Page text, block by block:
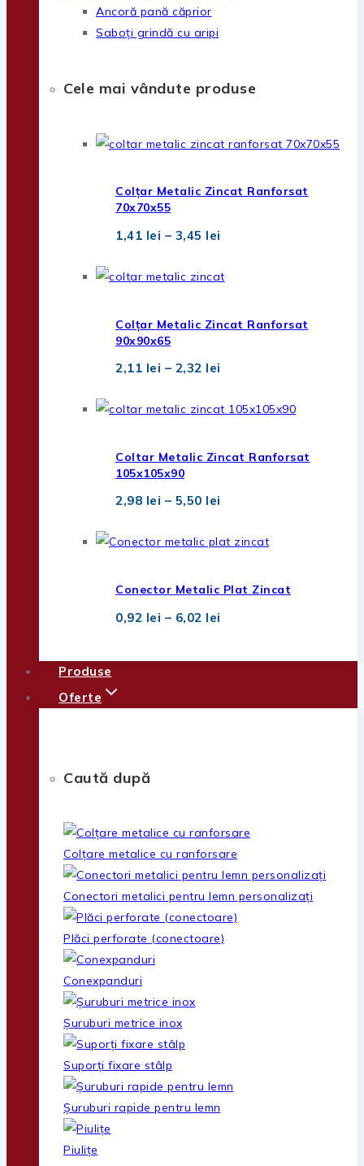
Ancoră pană căprior
Saboți grindă cu aripi
Cele mai vândute produse
Colțar Metalic Zincat Ranforsat
70x70x55
1,41 lei – 3,45 lei
1,41 lei
3,45 lei
Colțar Metalic Zincat Ranforsat
90x90x65
2,11 lei – 2,32 lei
2,11 lei
2,32 lei
Coltar Metalic Zincat Ranforsat
105x105x90
2,98 lei – 5,50 lei
2,98 lei
5,50 lei
Conector Metalic Plat Zincat
0,92 lei – 6,02 lei
Produse
Oferte
Caută după
Colțare metalice cu ranforsare
Conectori metalici pentru lemn personalizați
Plăci perforate (conectoare)
Conexpanduri
Șuruburi metrice inox
Suporți fixare stâlp
Șuruburi rapide pentru lemn
Piulițe